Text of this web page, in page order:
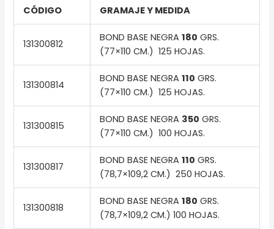
CÓDIGO GRAMAJE Y MEDIDA
131300812
BOND BASE NEGRA180 GRS.
(77×110 CM.) 125 HOJAS.
131300814
BOND BASE NEGRA110 GRS.
(77×110 CM.) 125 HOJAS.
131300815
BOND BASE NEGRA 350 GRS.
(77×110 CM.) 100 HOJAS.
131300817
BOND BASE NEGRA110 GRS.
(78,7×109,2 CM.) 250 HOJAS.
131300818
BOND BASE NEGRA180 GRS.
(78,7×109,2 CM.) 100 HOJAS.